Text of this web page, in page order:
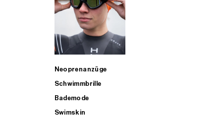
Neoprenanzüge
Schwimmbrille
Bademode
Swimskin